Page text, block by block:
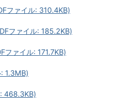
ファイル: 310.4KB)
ファイル: 185.2KB)
ファイル: 171.7KB)
1.3MB)
468.3KB)